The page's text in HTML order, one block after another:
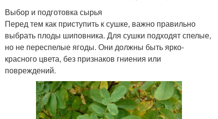
Выбор и подготовка сырья
Перед тем как приступить к сушке, важно правильно
выбрать плоды шиповника. Для сушки подходят спелые,
но не переспелые ягоды. Они должны быть ярко-
красного цвета, без признаков гниения или
повреждений.